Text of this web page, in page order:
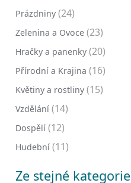
Prázdniny (24)
Zelenina a Ovoce (23)
Hračky a panenky (20)
Přírodní a Krajina (16)
Květiny a rostliny (15)
Vzdělání (14)
Dospělí (12)
Hudební (11)
Ze stejné kategorie